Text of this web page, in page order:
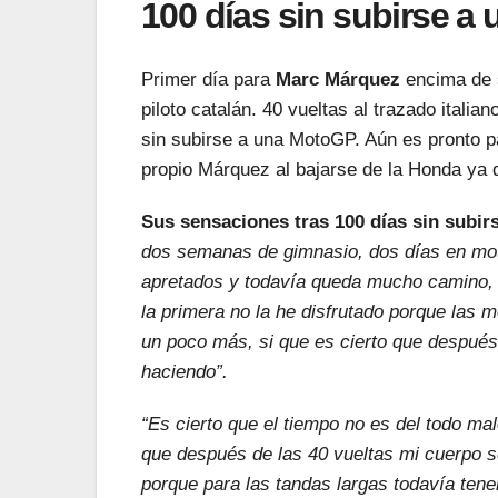
100 días sin subirse a
Primer día para Marc Márquez encima de
piloto catalán. 40 vueltas al trazado
sin subirse a una MotoGP. Aún es pronto
propio Márquez al bajarse de la Honda
Sus sensaciones tras 100 días sin
dos semanas de gimnasio, dos días en
apretados y todavía queda mucho
la primera no la he disfrutado porque las
un poco más, si que es cierto que
haciendo”.
“Es cierto que el tiempo no es del todo
que después de las 40 vueltas mi cuerpo
porque para las tandas largas todavía